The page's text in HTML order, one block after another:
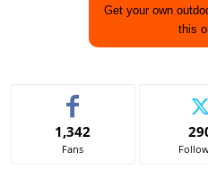
Get your own
this
1,342
Fans